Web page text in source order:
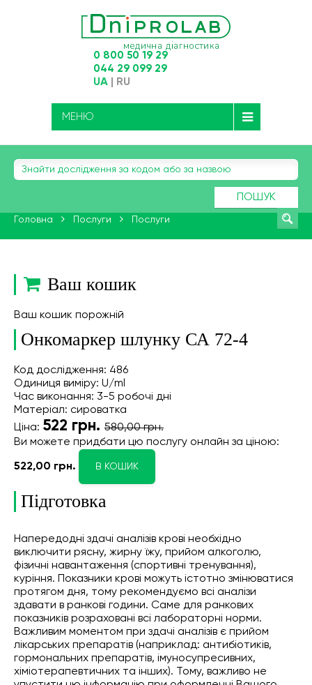
0 800 50 19 29
044 29 099 29
UA RU
МЕНЮ
ПОШУК
Головна Послуги Послуги
Ваш кошик
Ваш кошик порожній
Онкомаркер шлунку СА 72-4
Код дослідження: 486
Одиниця виміру: U/ml
Час виконання: 3-5 робочі дні
Матеріал: сироватка
Ціна: 522 грн. 580,00 грн.
Ви можете придбати цю послугу онлайн за ціною:
522,00 грн. В КОШИК
Підготовка
Напередодні здачі аналізів крові необхідно
виключити рясну, жирну їжу, прийом алкоголю,
фізичні навантаження (спортивні тренування),
куріння. Показники крові можуть істотно змінюватися
протягом дня, тому рекомендуємо всі аналізи
здавати в ранкові години. Саме для ранкових
показників розраховані всі лабораторні норми.
Важливим моментом при здачі аналізів є прийом
лікарських препаратів (наприклад: антибіотиків,
гормональних препаратів, імуносупресивних,
хіміотерапевтичних та інших). Тому, важливо не